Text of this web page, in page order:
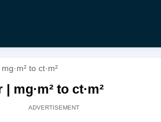
to ct·m²
mg·m² to ct·m²